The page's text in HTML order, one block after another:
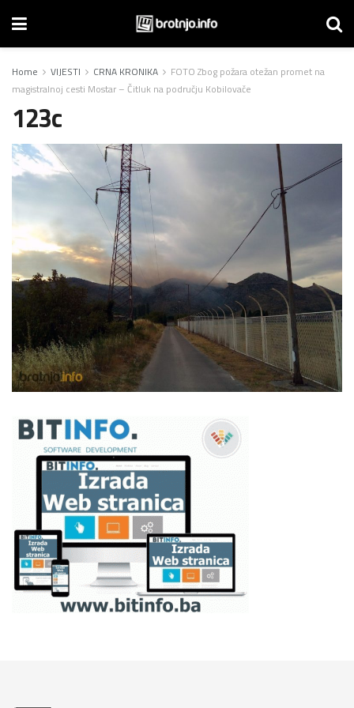
Home VIJESTI CRNA KRONIKA
FOTO Zbog požara otežan promet na
magistralnoj cesti Mostar – Čitluk na području Kobilovače
123c